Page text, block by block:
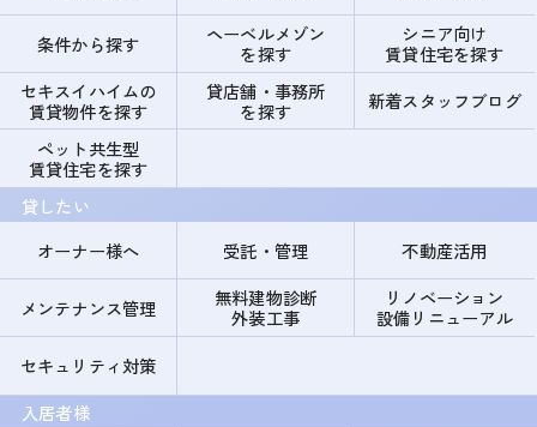
条件から探す
ヘーベルメゾン
を探す
シニア向け
賃貸住宅を探す
セキスイハイムの
賃貸物件を探す
貸店舗・事務所
を探す
新着スタッフブログ
ペット共生型
賃貸住宅を探す
貸したい
オーナー様へ
受託・管理 不動産活用
メンテナンス管理
無料建物診断
外装工事
リノベーション
設備リニューアル
セキュリティ対策
入居者様